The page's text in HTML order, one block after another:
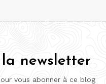
newsletter
vous abonner à ce blog